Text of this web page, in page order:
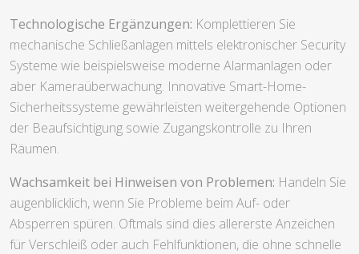
Technologische Ergänzungen: Komplettieren Sie
mechanische Schließanlagen mittels elektronischer Security
Systeme wie beispielsweise moderne Alarmanlagen oder
aber Kameraüberwachung. Innovative Smart-Home-
Sicherheitssysteme gewährleisten weitergehende Optionen
der Beaufsichtigung sowie Zugangskontrolle zu Ihren
Räumen.
Wachsamkeit bei Hinweisen von Problemen: Handeln Sie
augenblicklich, wenn Sie Probleme beim Auf- oder
Absperren spüren. Oftmals sind dies allererste Anzeichen
für Verschleiß oder auch Fehlfunktionen, die ohne schnelle